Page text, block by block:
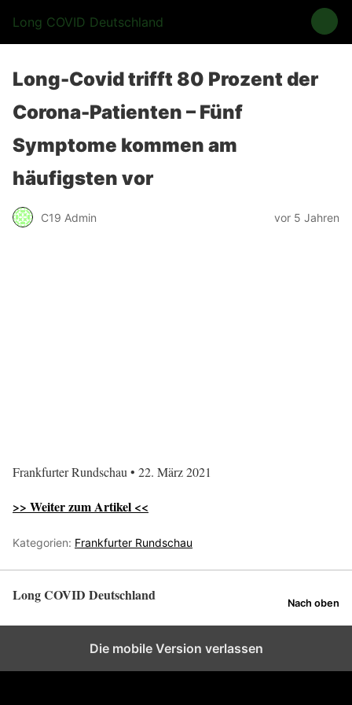
Long COVID Deutschland
Long-Covid trifft 80 Prozent der
Corona-Patienten – Fünf
Symptome kommen am
häufigsten vor
C19 Admin vor 5 Jahren
Frankfurter Rundschau • 22. März 2021
>> Weiter zum Artikel <<
Kategorien: Frankfurter Rundschau
Long COVID Deutschland Nach oben
Die mobile Version verlassen